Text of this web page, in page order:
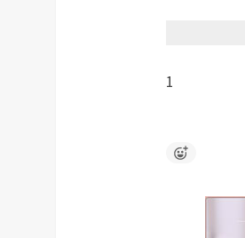
1